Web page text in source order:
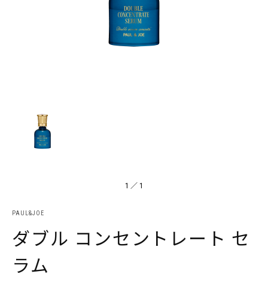
1 ／ 1
PAUL&JOE
ダブル コンセントレート セ
ラム